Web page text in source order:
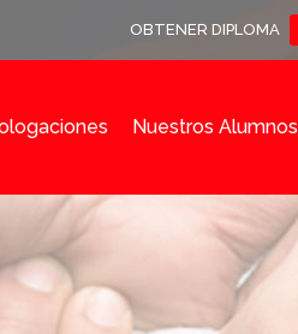
OBTENER DIPLOMA
Nuestros Alumnos